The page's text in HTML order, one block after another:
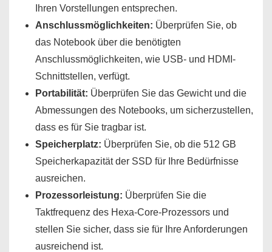
Ihren Vorstellungen entsprechen.
Anschlussmöglichkeiten: Überprüfen Sie, ob
das Notebook über die benötigten
Anschlussmöglichkeiten, wie USB- und HDMI-
Schnittstellen, verfügt.
Portabilität: Überprüfen Sie das Gewicht und die
Abmessungen des Notebooks, um sicherzustellen,
dass es für Sie tragbar ist.
Speicherplatz: Überprüfen Sie, ob die 512 GB
Speicherkapazität der SSD für Ihre Bedürfnisse
ausreichen.
Prozessorleistung: Überprüfen Sie die
Taktfrequenz des Hexa-Core-Prozessors und
stellen Sie sicher, dass sie für Ihre Anforderungen
ausreichend ist.